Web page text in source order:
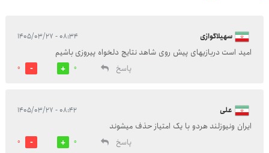
سهیلاگوازی ۰۸:۳۴ - ۱۴۰۵/۰۳/۲۷
امید است دربازیهای پیش روی شاهد نتایج دلخواه پیروزی باشیم
پاسخ
0
0
علی ۰۸:۴۲ - ۱۴۰۵/۰۳/۲۷
ایران ونیوزلند هردو با یک امتیاز حذف میشوند
پاسخ
0
0